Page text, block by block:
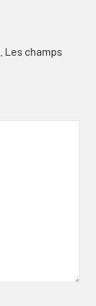
Les champs